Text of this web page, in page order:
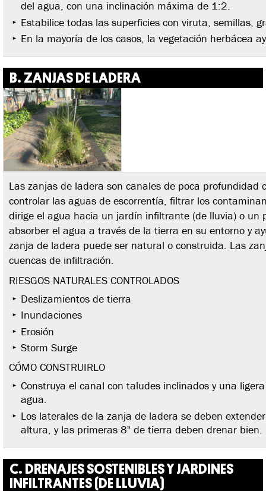
del agua, con una inclinación máxima de 1:2.
Estabilice todas las superficies con viruta, semillas,
En la mayoría de los casos, la vegetación herbácea
B. ZANJAS DE LADERA
Las zanjas de ladera son canales de poca
controlar las aguas de escorrentía, filtrar los
dirige el agua hacia un jardín infiltrante (de lluvia) o un
absorber el agua a través de la tierra en su entorno y
zanja de ladera puede ser natural o construida. Las
cuencas de infiltración.
RIESGOS NATURALES CONTROLADOS
Deslizamientos de tierra
Inundaciones
Erosión
Storm Surge
CÓMO CONSTRUIRLO
Construya el canal con taludes inclinados y una
agua.
Los laterales de la zanja de ladera se deben
altura, y las primeras 8" de tierra deben drenar bien.
C. DRENAJES SOSTENIBLES Y JARDINES
INFILTRANTES (DE LLUVIA)